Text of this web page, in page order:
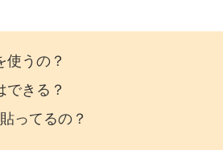
使うの？
できる？
ってるの？